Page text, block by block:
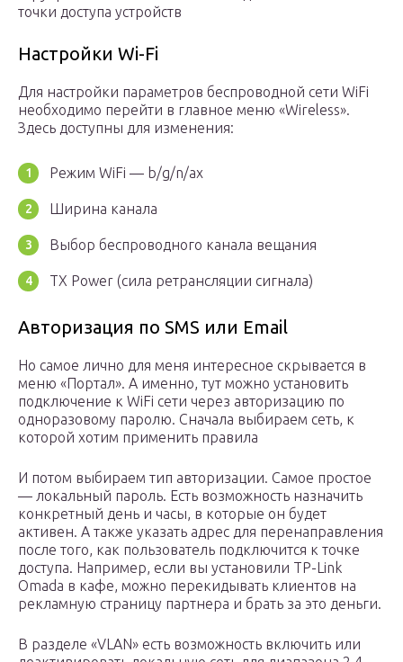
точки доступа устройств
Настройки Wi-Fi
Для настройки параметров беспроводной сети WiFi
необходимо перейти в главное меню «Wireless».
Здесь доступны для изменения:
Режим WiFi — b/g/n/ax
Ширина канала
Выбор беспроводного канала вещания
TX Power (сила ретрансляции сигнала)
Авторизация по SMS или Email
Но самое лично для меня интересное скрывается в
меню «Портал». А именно, тут можно установить
подключение к WiFi сети через авторизацию по
одноразовому паролю. Сначала выбираем сеть, к
которой хотим применить правила
И потом выбираем тип авторизации. Самое простое
— локальный пароль. Есть возможность назначить
конкретный день и часы, в которые он будет
активен. А также указать адрес для перенаправления
после того, как пользователь подключится к точке
доступа. Например, если вы установили TP-Link
Omada в кафе, можно перекидывать клиентов на
рекламную страницу партнера и брать за это деньги.
В разделе «VLAN» есть возможность включить или